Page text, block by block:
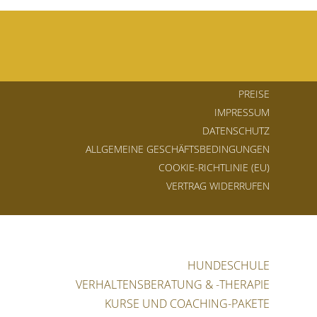
PREISE
IMPRESSUM
DATENSCHUTZ
ALLGEMEINE GESCHÄFTSBEDINGUNGEN
COOKIE-RICHTLINIE (EU)
VERTRAG WIDERRUFEN
HUNDESCHULE
VERHALTENSBERATUNG & -THERAPIE
KURSE UND COACHING-PAKETE